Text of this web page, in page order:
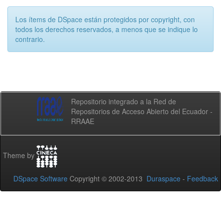
Los ítems de DSpace están protegidos por copyright, con
todos los derechos reservados, a menos que se indique lo
contrario.
Repositorio integrado a la Red de
Repositorios de Acceso Abierto del Ecuador -
RRAAE
Theme by
DSpace Software Copyright © 2002-2013 Duraspace - Feedback